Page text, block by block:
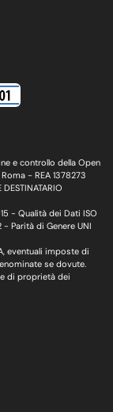
e controllo della Open
- REA 1378273
- Qualità dei Dati ISO
- Parità di Genere UNI
eventuali imposte di
se dovute.
di proprietà dei